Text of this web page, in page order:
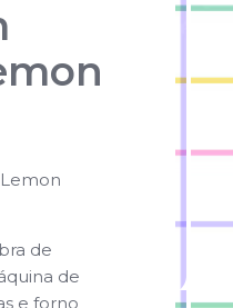
de
de
e forno